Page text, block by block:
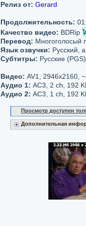
Релиз от: Gerard
Продолжительность:
Качество видео: BDRip
Перевод: Многоголосый
Язык озвучки: Русский,
Субтитры: Русские
Видео: AV1, 2946x2160,
Аудио 1: AC3, 2 ch, 192
Аудио 2: AC3, 1 ch, 192
Просмотр доступен
Дополнительная